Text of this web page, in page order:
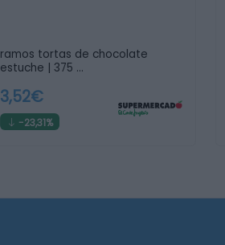
ramos tortas de chocolate
estuche | 375 …
3,52€
-23,31%